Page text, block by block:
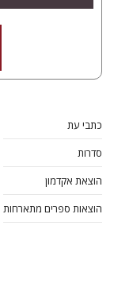
כתבי עת
סדרות
הוצאת אקדמון
הוצאות ספרים מתארחות